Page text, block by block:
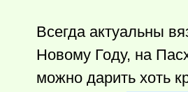
Всегда актуальны
Новому Году, на
можно дарить хоть